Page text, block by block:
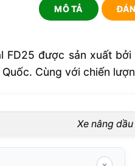
MÔ TẢ
FD25 được sản xuất
Cùng với chiến
Xe nâng